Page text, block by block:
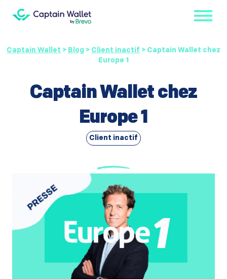
Captain Wallet > Blog > Client inactif > Captain Wallet chez
Europe 1
Captain Wallet chez
Europe 1
Client inactif